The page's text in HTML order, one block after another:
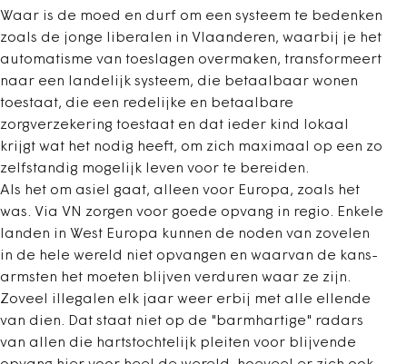
Waar is de moed en durf om een systeem te bedenken
zoals de jonge liberalen in Vlaanderen, waarbij je het
automatisme van toeslagen overmaken, transformeert
naar een landelijk systeem, die betaalbaar wonen
toestaat, die een redelijke en betaalbare
zorgverzekering toestaat en dat ieder kind lokaal
krijgt wat het nodig heeft, om zich maximaal op een zo
zelfstandig mogelijk leven voor te bereiden.
Als het om asiel gaat, alleen voor Europa, zoals het
was. Via VN zorgen voor goede opvang in regio. Enkele
landen in West Europa kunnen de noden van zovelen
in de hele wereld niet opvangen en waarvan de kans-
armsten het moeten blijven verduren waar ze zijn.
Zoveel illegalen elk jaar weer erbij met alle ellende
van dien. Dat staat niet op de "barmhartige" radars
van allen die hartstochtelijk pleiten voor blijvende